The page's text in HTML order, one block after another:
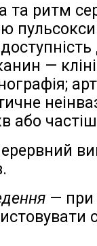
та ритм
—
або
— при